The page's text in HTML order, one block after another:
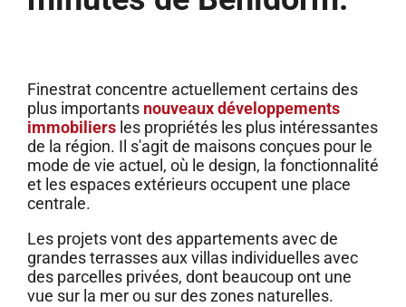
Finestrat concentre actuellement certains des
plus importants nouveaux développements
immobiliersles propriétés les plus intéressantes
de la région. Il s'agit de maisons conçues pour le
mode de vie actuel, où le design, la fonctionnalité
et les espaces extérieurs occupent une place
centrale.
Les projets vont des appartements avec de
grandes terrasses aux villas individuelles avec
des parcelles privées, dont beaucoup ont une
vue sur la mer ou sur des zones naturelles.